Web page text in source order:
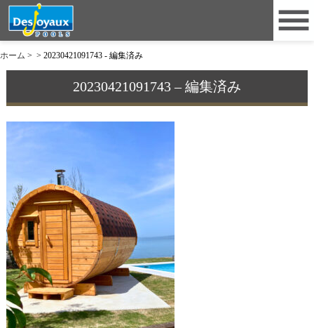
ホーム > > 20230421091743 - 編集済み
20230421091743 – 編集済み